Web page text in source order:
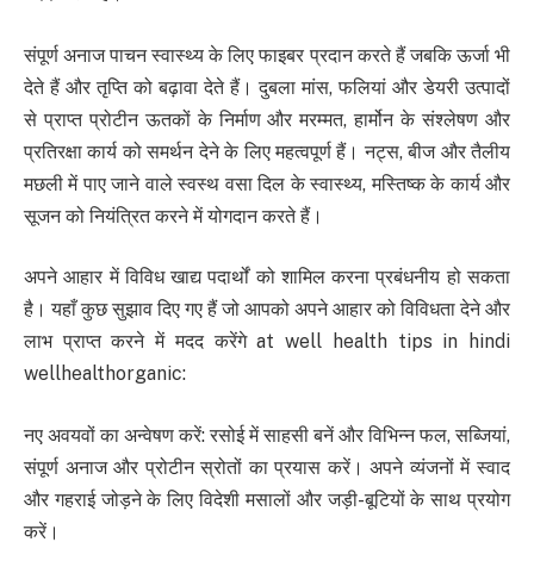
संपूर्ण अनाज पाचन स्वास्थ्य के लिए फाइबर प्रदान करते हैं जबकि ऊर्जा भी
देते हैं और तृप्ति को बढ़ावा देते हैं। दुबला मांस, फलियां और डेयरी उत्पादों
से प्राप्त प्रोटीन ऊतकों के निर्माण और मरम्मत, हार्मोन के संश्लेषण और
प्रतिरक्षा कार्य को समर्थन देने के लिए महत्वपूर्ण हैं। नट्स, बीज और तैलीय
मछली में पाए जाने वाले स्वस्थ वसा दिल के स्वास्थ्य, मस्तिष्क के कार्य और
सूजन को नियंत्रित करने में योगदान करते हैं।
अपने आहार में विविध खाद्य पदार्थों को शामिल करना प्रबंधनीय हो सकता
है। यहाँ कुछ सुझाव दिए गए हैं जो आपको अपने आहार को विविधता देने और
लाभ प्राप्त करने में मदद करेंगे at well health tips in hindi
wellhealthorganic:
नए अवयवों का अन्वेषण करें: रसोई में साहसी बनें और विभिन्न फल, सब्जियां,
संपूर्ण अनाज और प्रोटीन स्रोतों का प्रयास करें। अपने व्यंजनों में स्वाद
और गहराई जोड़ने के लिए विदेशी मसालों और जड़ी-बूटियों के साथ प्रयोग
करें।